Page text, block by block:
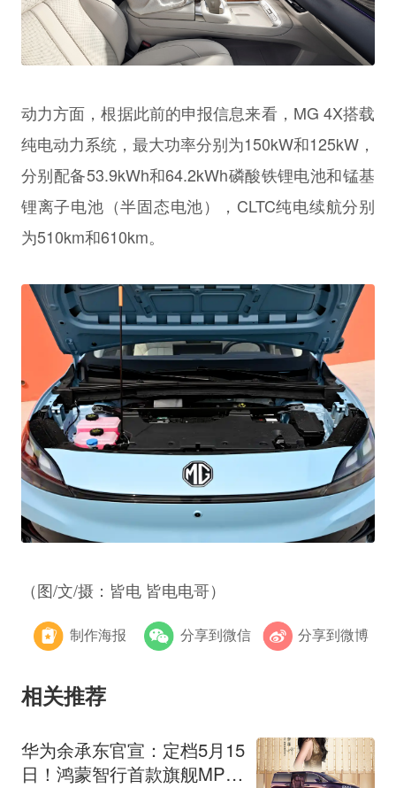
动力方面，根据此前的申报信息来看，MG 4X搭载
纯电动力系统，最大功率分别为150kW和125kW，
分别配备53.9kWh和64.2kWh磷酸铁锂电池和锰基
锂离子电池（半固态电池），CLTC纯电续航分别
为510km和610km。
（图/文/摄：皆电 皆电电哥）
制作海报 分享到微信 分享到微博
相关推荐
华为余承东官宣：定档5月15
日！鸿蒙智行首款旗舰MPV